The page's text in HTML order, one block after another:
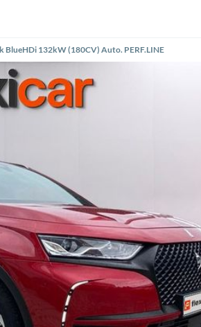
BlueHDi 132kW (180CV) Auto. PERF.LINE